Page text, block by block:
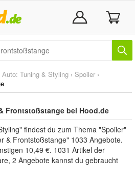
Auto: Tuning & Styling › Spoiler ›
Frontstoßstange bei Hood.de
findest du zum Thema "Spoiler"
& Frontstoßstange" 1033 Angebote.
10,49 €. 1031 Artikel der
2 Angebote kannst du gebraucht